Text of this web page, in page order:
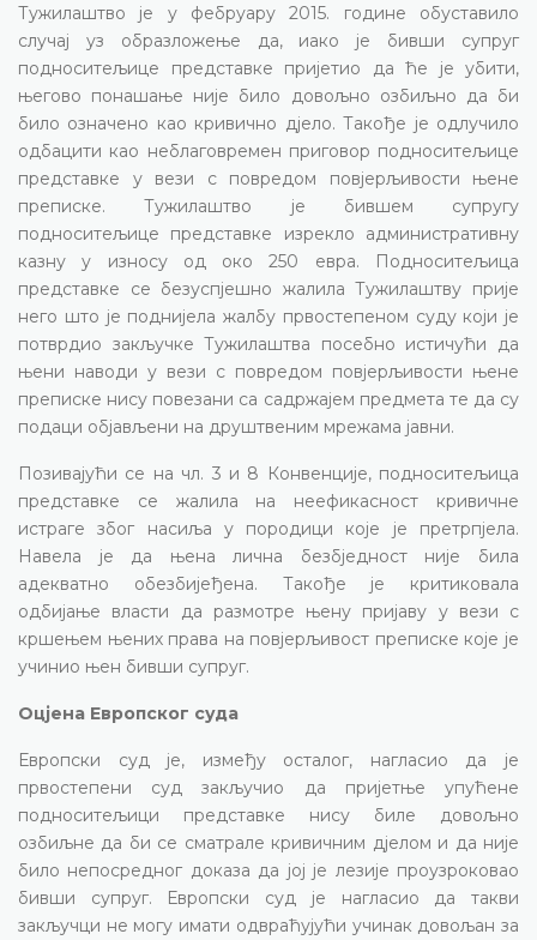
Тужилаштво је у фебруару 2015. године обуставило
случај уз образложење да, иако је бивши супруг
подноситељице представке пријетио да ће је убити,
његово понашање није било довољно озбиљно да би
било означено као кривично дјело. Такође је одлучило
одбацити као неблаговремен приговор подноситељице
представке у вези с повредом повјерљивости њене
преписке. Тужилаштво је бившем супругу
подноситељице представке изрекло административну
казну у износу од око 250 евра. Подноситељица
представке се безуспјешно жалила Тужилаштву прије
него што је поднијела жалбу првостепеном суду који је
потврдио закључке Тужилаштва посебно истичући да
њени наводи у вези с повредом повјерљивости њене
преписке нису повезани са садржајем предмета те да су
подаци објављени на друштвеним мрежама јавни.
Позивајући се на чл. 3 и 8 Конвенције, подноситељица
представке се жалила на неефикасност кривичне
истраге због насиља у породици које је претрпјела.
Навела је да њена лична безбједност није била
адекватно обезбијеђена. Такође је критиковала
одбијање власти да размотре њену пријаву у вези с
кршењем њених права на повјерљивост преписке које је
учинио њен бивши супруг.
Оцјена Европског суда
Европски суд је, између осталог, нагласио да је
првостепени суд закључио да пријетње упућене
подноситељици представке нису биле довољно
озбиљне да би се сматрале кривичним дјелом и да није
било непосредног доказа да јој је лезије проузроковао
бивши супруг. Европски суд је нагласио да такви
закључци не могу имати одвраћујући учинак довољан за